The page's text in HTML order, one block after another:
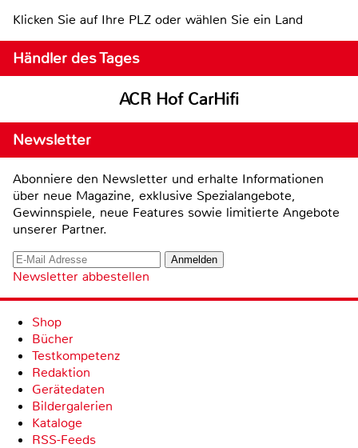
Klicken Sie auf Ihre PLZ oder wählen Sie ein Land
Händler des Tages
ACR Hof CarHifi
Newsletter
Abonniere den Newsletter und erhalte Informationen
über neue Magazine, exklusive Spezialangebote,
Gewinnspiele, neue Features sowie limitierte Angebote
unserer Partner.
Newsletter abbestellen
Shop
Bücher
Testkompetenz
Redaktion
Gerätedaten
Bildergalerien
Kataloge
RSS-Feeds